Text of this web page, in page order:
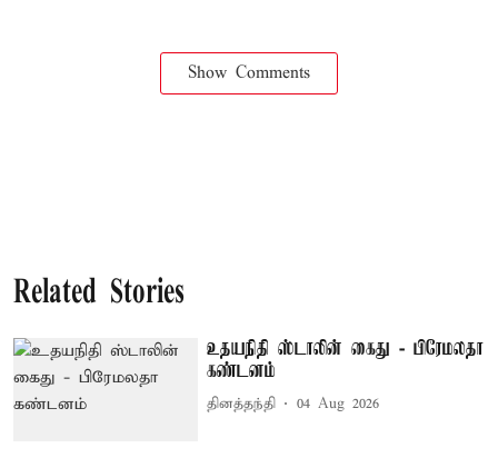
Show Comments
Related Stories
உதயநிதி ஸ்டாலின் கைது - பிரேமலதா
கண்டனம்
தினத்தந்தி 04 Aug 2026